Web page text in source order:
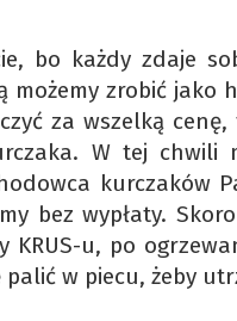
bo każdy zdaje
możemy zrobić jako
za wszelką
W tej
kurczaków
bez wypłaty.
KRUS-u, po
palić w piecu, żeby